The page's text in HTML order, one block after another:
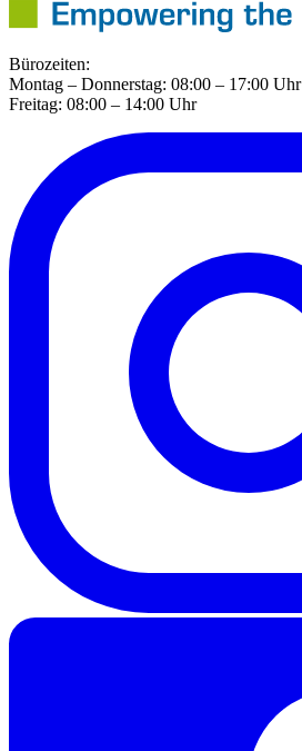
Bürozeiten:
Montag – Donnerstag: 08:00 – 17:00 Uhr
Freitag: 08:00 – 14:00 Uhr